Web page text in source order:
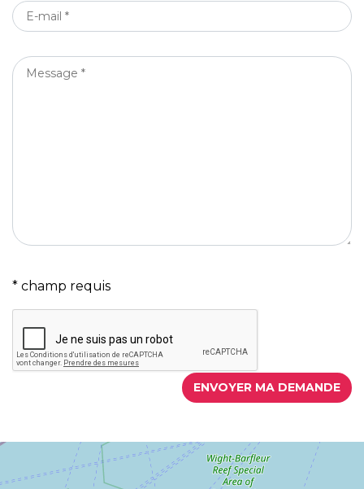
E-
MAIL
MESSAGE
* champ requis
ENVOYER MA DEMANDE